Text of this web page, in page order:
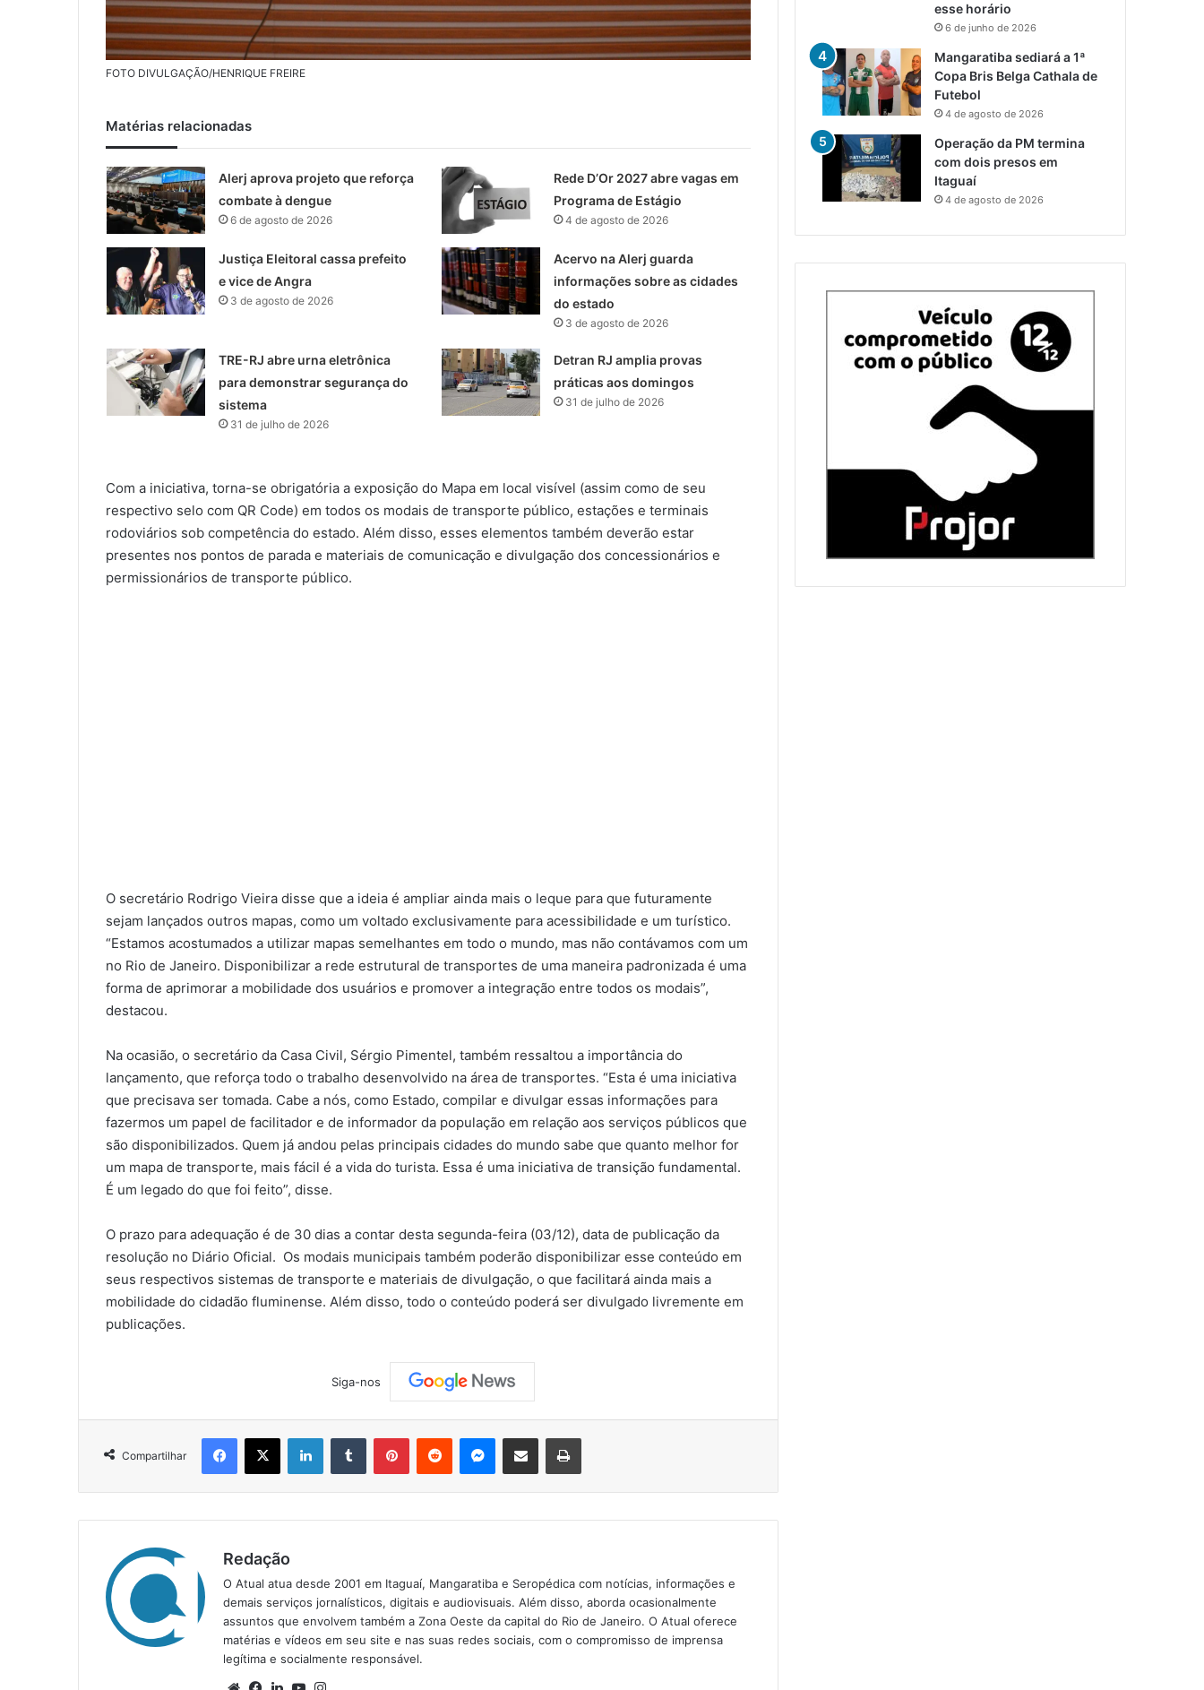
FOTO DIVULGAÇÃO/HENRIQUE FREIRE
Matérias relacionadas
Alerj aprova projeto que reforça
combate à dengue
6 de agosto de 2026
Rede D’Or 2027 abre vagas em
Programa de Estágio
4 de agosto de 2026
Justiça Eleitoral cassa prefeito
e vice de Angra
3 de agosto de 2026
Acervo na Alerj guarda
informações sobre as cidades
do estado
3 de agosto de 2026
TRE-RJ abre urna eletrônica
para demonstrar segurança do
sistema
31 de julho de 2026
Detran RJ amplia provas
práticas aos domingos
31 de julho de 2026
Com a iniciativa, torna-se obrigatória a exposição do Mapa em local visível (assim como de seu
respectivo selo com QR Code) em todos os modais de transporte público, estações e terminais
rodoviários sob competência do estado. Além disso, esses elementos também deverão estar
presentes nos pontos de parada e materiais de comunicação e divulgação dos concessionários e
permissionários de transporte público.
O secretário Rodrigo Vieira disse que a ideia é ampliar ainda mais o leque para que futuramente
sejam lançados outros mapas, como um voltado exclusivamente para acessibilidade e um turístico.
“Estamos acostumados a utilizar mapas semelhantes em todo o mundo, mas não contávamos com um
no Rio de Janeiro. Disponibilizar a rede estrutural de transportes de uma maneira padronizada é uma
forma de aprimorar a mobilidade dos usuários e promover a integração entre todos os modais”,
destacou.
Na ocasião, o secretário da Casa Civil, Sérgio Pimentel, também ressaltou a importância do
lançamento, que reforça todo o trabalho desenvolvido na área de transportes. “Esta é uma iniciativa
que precisava ser tomada. Cabe a nós, como Estado, compilar e divulgar essas informações para
fazermos um papel de facilitador e de informador da população em relação aos serviços públicos que
são disponibilizados. Quem já andou pelas principais cidades do mundo sabe que quanto melhor for
um mapa de transporte, mais fácil é a vida do turista. Essa é uma iniciativa de transição fundamental.
É um legado do que foi feito”, disse.
O prazo para adequação é de 30 dias a contar desta segunda-feira (03/12), data de publicação da
resolução no Diário Oficial. Os modais municipais também poderão disponibilizar esse conteúdo em
seus respectivos sistemas de transporte e materiais de divulgação, o que facilitará ainda mais a
mobilidade do cidadão fluminense. Além disso, todo o conteúdo poderá ser divulgado livremente em
publicações.
Siga-nos
Compartilhar
Redação
O Atual atua desde 2001 em Itaguaí, Mangaratiba e Seropédica com notícias, informações e
demais serviços jornalísticos, digitais e audiovisuais. Além disso, aborda ocasionalmente
assuntos que envolvem também a Zona Oeste da capital do Rio de Janeiro. O Atual oferece
matérias e vídeos em seu site e nas suas redes sociais, com o compromisso de imprensa
legítima e socialmente responsável.
esse horário
6 de junho de 2026
Mangaratiba sediará a 1ª
Copa Bris Belga Cathala de
Futebol
4 de agosto de 2026
Operação da PM termina
com dois presos em
Itaguaí
4 de agosto de 2026